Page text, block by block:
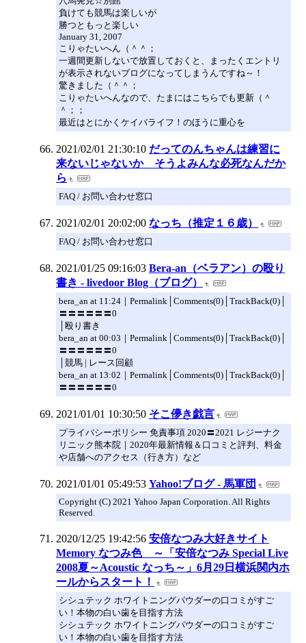
負けても競馬は楽しいが
勝つともっと楽しい
January 31, 2007
こりゃたいへん（＾＾；
一週間更新しないで放置しておくと、まったくエントリ
が表示されないブログになってしまうんですね～！
驚きました（＾＾；
こりゃたいへんなので、たまにはこちらでも更新（＾
＾；；
最近はとにかくケイバライフ！のほうに重心を
2021/02/01 21:30:10 だってのんちゃんは練習に
来ないじゃないか そうよみんな必死なんだか
ら
FAQ / お問い合わせ窓口
2021/02/01 20:02:00 なっち（推定１６歳）
FAQ / お問い合わせ窓口
2021/01/25 09:16:03 Bera-an（ベラアン）の殴り
書き - livedoor Blog（ブログ）
bera_an at 11:24｜Permalink│Comments(0)│TrackBack(0)│
〓〓〓〓〓〓0
│殴り書き
bera_an at 00:03｜Permalink│Comments(0)│TrackBack(0)│
〓〓〓〓〓〓0
│競馬 | レース回顧
bera_an at 13:02｜Permalink│Comments(0)│TrackBack(0)│
〓〓〓〓〓〓0
2021/01/01 10:30:50 そこ儚き戯言
プライバシーポリシー 免責事項 2020〓2021 レジーナク
リニック熊本院｜2020年最新情報＆口コミと評判、料金
や店舗へのアクセス（行き方）など
2021/01/01 05:49:53 Yahoo!ブログ - 馬軍団
Copyright (C) 2021 Yahoo Japan Corporation. All Rights
Reserved.
2020/12/25 19:42:56 安倍なつみ大好きサイト
Memory なつみ色 ～「安倍なつみ Special Live
2008夏～Acoustic なっち～」6月29日横浜関内ホ
ールからスタート！
シシュテック ホワイトニングパウダーの口コミがすご
い！本物の白い歯を目指す方法
シシュテック ホワイトニングパウダーの口コミがすご
い！本物の白い歯を目指す方法